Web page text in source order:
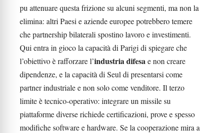
pu attenuare questa frizione su alcuni segmenti, ma non la
elimina: altri Paesi e aziende europee potrebbero temere
che partnership bilaterali spostino lavoro e investimenti.
Qui entra in gioco la capacità di Parigi di spiegare che
l’obiettivo è rafforzare l’industria difesae non creare
dipendenze, e la capacità di Seul di presentarsi come
partner industriale e non solo come venditore. Il terzo
limite è tecnico-operativo: integrare un missile su
piattaforme diverse richiede certificazioni, prove e spesso
modifiche software e hardware. Se la cooperazione mira a